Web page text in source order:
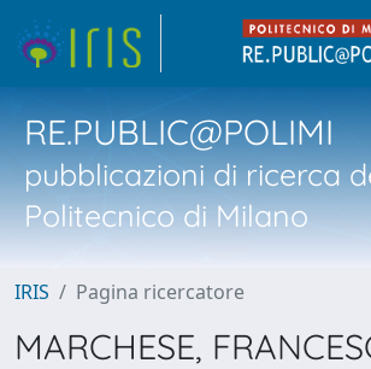
RE.PUBLIC@POLIMI
pubblicazioni di ricerca
Politecnico di Milano
IRIS Pagina ricercatore
MARCHESE,